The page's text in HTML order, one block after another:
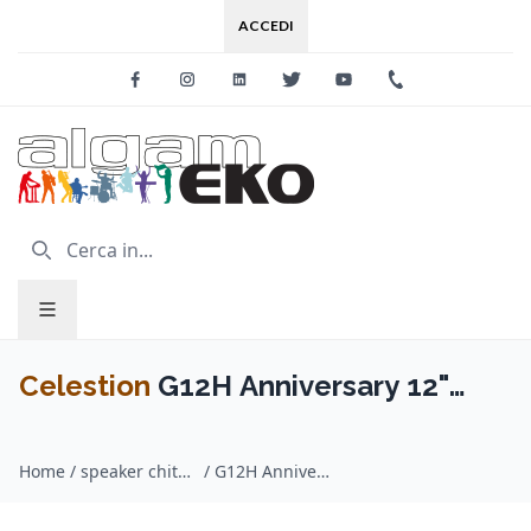
ACCEDI
FacebookInstagramLinkedinTwitter Youtube
Celestion G12H Anniversary 12"
Home / speaker chitarra / Celestion / G12H Anniversary 12" 30W 16ohm